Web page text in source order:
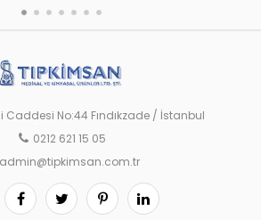
Caddesi No:44 Fındıkzade / İstanbul
0212 621 15 05
admin@tipkimsan.com.tr